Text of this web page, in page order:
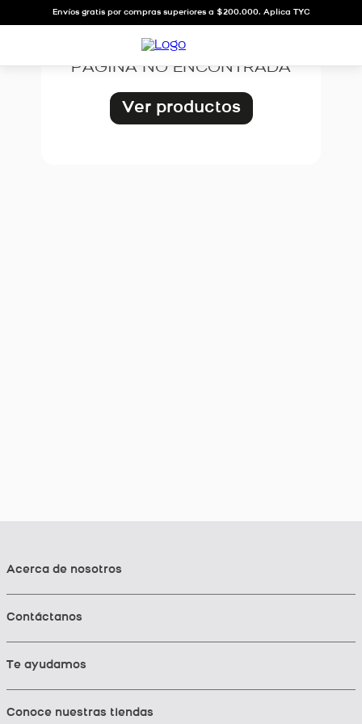
Envíos gratis por compras superiores a $200.000. Aplica TYC
OOPS!
PÁGINA NO ENCONTRADA
Ver productos
Acerca de nosotros
Contáctanos
Te ayudamos
Conoce nuestras tiendas